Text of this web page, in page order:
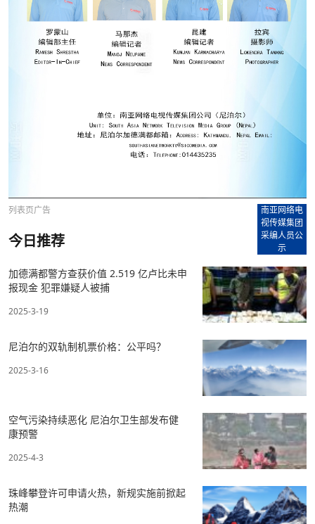
列表页广告
南亚网络电
视传媒集团
采编人员公
示
今日推荐
加德满都警方查获价值 2.519 亿卢比未申
报现金 犯罪嫌疑人被捕
2025-3-19
尼泊尔的双轨制机票价格：公平吗？
2025-3-16
空气污染持续恶化 尼泊尔卫生部发布健
康预警
2025-4-3
珠峰攀登许可申请火热，新规实施前掀起
热潮